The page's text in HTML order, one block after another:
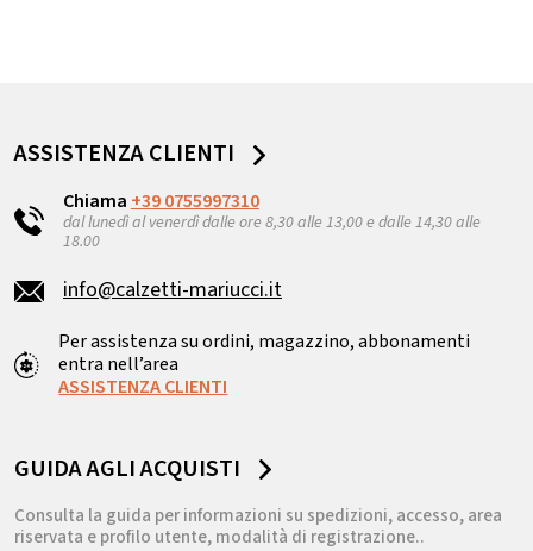
ASSISTENZA CLIENTI
Chiama +39 0755997310
dal lunedì al venerdì dalle ore 8,30 alle 13,00 e dalle 14,30 alle
18.00
info@calzetti-mariucci.it
Per assistenza su ordini, magazzino, abbonamenti
entra nell’area
ASSISTENZA CLIENTI
GUIDA AGLI ACQUISTI
Consulta la guida per informazioni su spedizioni, accesso, area
riservata e profilo utente, modalità di registrazione..